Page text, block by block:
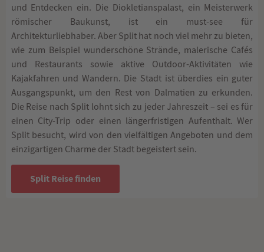
und Entdecken ein. Die Diokletianspalast, ein Meisterwerk
römischer Baukunst, ist ein must-see für
Architekturliebhaber. Aber Split hat noch viel mehr zu bieten,
wie zum Beispiel wunderschöne Strände, malerische Cafés
und Restaurants sowie aktive Outdoor-Aktivitäten wie
Kajakfahren und Wandern. Die Stadt ist überdies ein guter
Ausgangspunkt, um den Rest von Dalmatien zu erkunden.
Die Reise nach Split lohnt sich zu jeder Jahreszeit – sei es für
einen City-Trip oder einen längerfristigen Aufenthalt. Wer
Split besucht, wird von den vielfältigen Angeboten und dem
einzigartigen Charme der Stadt begeistert sein.
Split Reise finden